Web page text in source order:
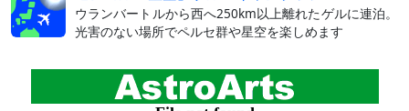
ウランバートルから西へ250km以上離れたゲルに連泊。
光害のない場所でペルセ群や星空を楽しめます